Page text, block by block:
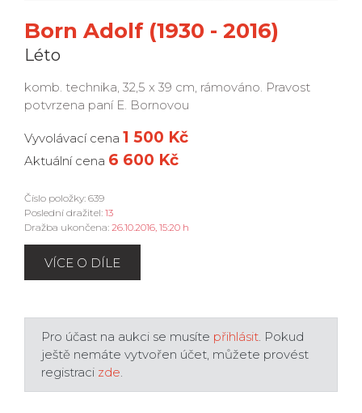
Born Adolf (1930 - 2016)
Léto
komb. technika, 32,5 x 39 cm, rámováno. Pravost
potvrzena paní E. Bornovou
Vyvolávací cena 1 500 Kč
Aktuální cena 6 600 Kč
Číslo položky: 639
Poslední dražitel: 13
Dražba ukončena: 26.10.2016, 15:20 h
VÍCE O DÍLE
Pro účast na aukci se musíte přihlásit. Pokud
ještě nemáte vytvořen účet, můžete provést
registraci zde.